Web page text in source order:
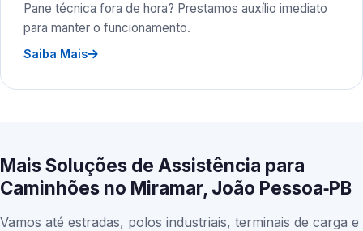
Pane técnica fora de hora? Prestamos auxílio imediato
para manter o funcionamento.
Saiba Mais
Mais Soluções de Assistência para
Caminhões no Miramar, João Pessoa‑PB
Vamos até estradas, polos industriais, terminais de carga e